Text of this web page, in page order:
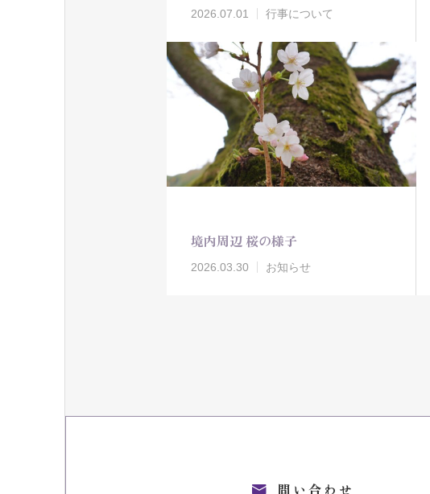
2026.07.01 行事について
境内周辺 桜の様子
2026.03.30 お知らせ
問い合わせ